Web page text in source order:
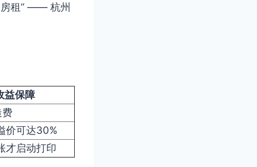
房租” —— 杭州
益保障
费
价可达30%
才启动打印